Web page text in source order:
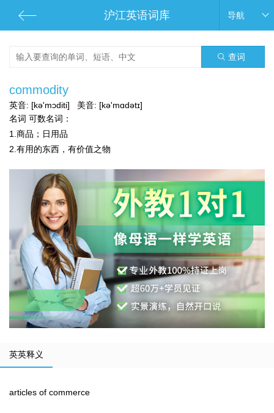
沪江英语词库 导航
查词
commodity
英音: [kə'mɔditi] 美音: [kə'mɑdətɪ]
名词 可数名词：
1.商品；日用品
2.有用的东西，有价值之物
英英释义
articles of commerce